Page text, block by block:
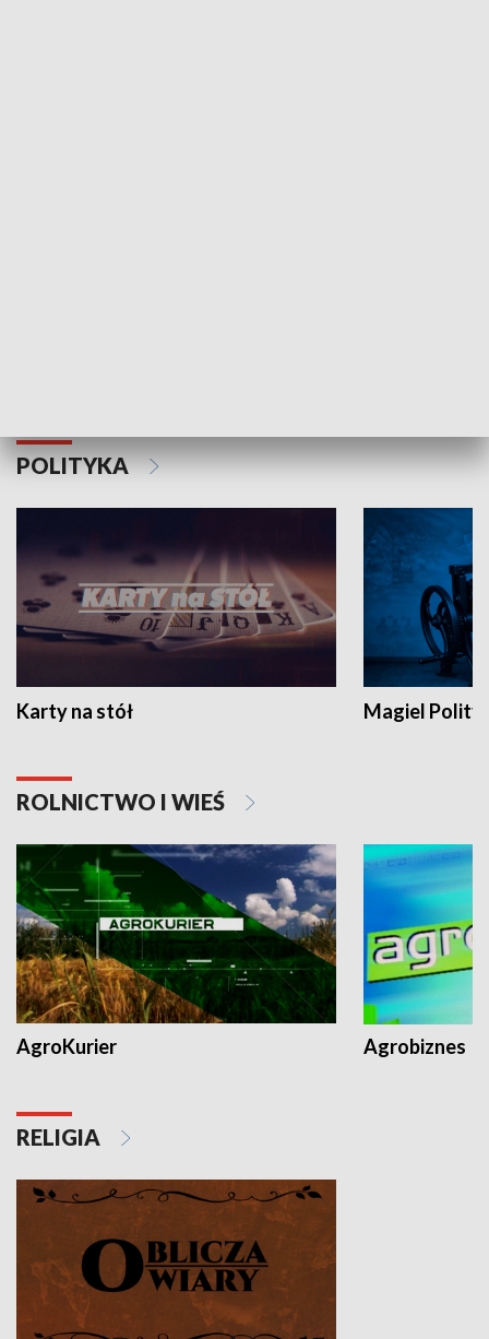
POLITYKA
Karty na stół Magiel
ROLNICTWO I WIEŚ
AgroKurier Agrobiznes
RELIGIA